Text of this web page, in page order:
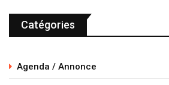
Catégories
Agenda / Annonce